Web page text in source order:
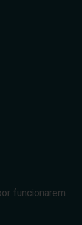
funcionarem